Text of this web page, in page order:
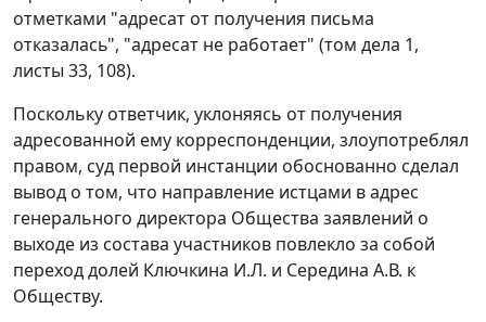
отметками "адресат от получения письма
отказалась", "адресат не работает" (том дела 1,
листы 33, 108).
Поскольку ответчик, уклоняясь от получения
адресованной ему корреспонденции, злоупотреблял
правом, суд первой инстанции обоснованно сделал
вывод о том, что направление истцами в адрес
генерального директора Общества заявлений о
выходе из состава участников повлекло за собой
переход долей Ключкина И.Л. и Середина А.В. к
Обществу.